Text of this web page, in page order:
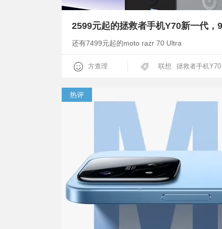
还有7499元起的moto razr 70 Ultra
方查理 联想 拯救者手机Y70
热评